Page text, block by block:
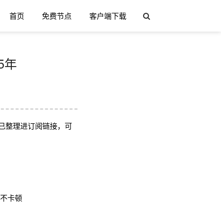
首页 免费节点 客户端下载
年
整理进订阅链接，可
卡顿